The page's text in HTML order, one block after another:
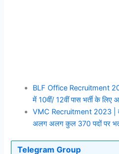
BLF Office Recruitment
में 10वीं/ 12वीं पास भर्ती के
VMC Recruitment 2023 |
अलग अलग कुल 370 पदों पर
Telegram Group